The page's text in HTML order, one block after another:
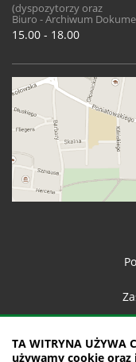
TA WITRYNA UŻYWA
używamy cookie
(dyspozytorzy oraz
Biuro - Archiwum
15.00 - 18.00